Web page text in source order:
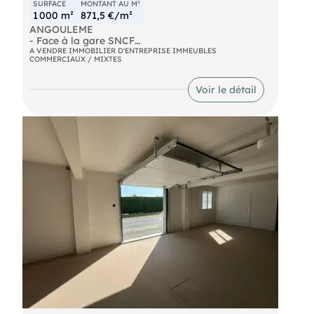
SURFACE
1 000 m²
MONTANT AU M²
871,5 €/m²
ANGOULEME
- Face à la gare SNCF
- TGV
- Hors secteur sauvegardé
- Immeuble à vendre libre de toute occupation.
A VENDRE IMMOBILIER D'ENTREPRISE IMMEUBLES
COMMERCIAUX / MIXTES
Voir le détail